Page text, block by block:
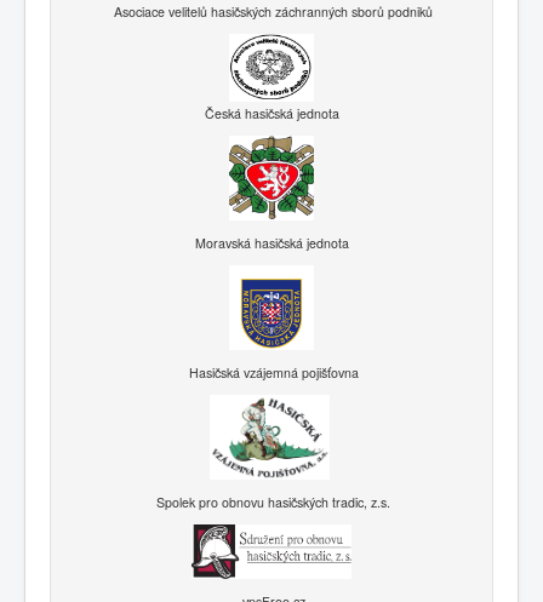
Asociace velitelů hasičských záchranných sborů podniků
Česká hasičská jednota
Moravská hasičská jednota
Hasičská vzájemná pojišťovna
Spolek pro obnovu hasičských tradic, z.s.